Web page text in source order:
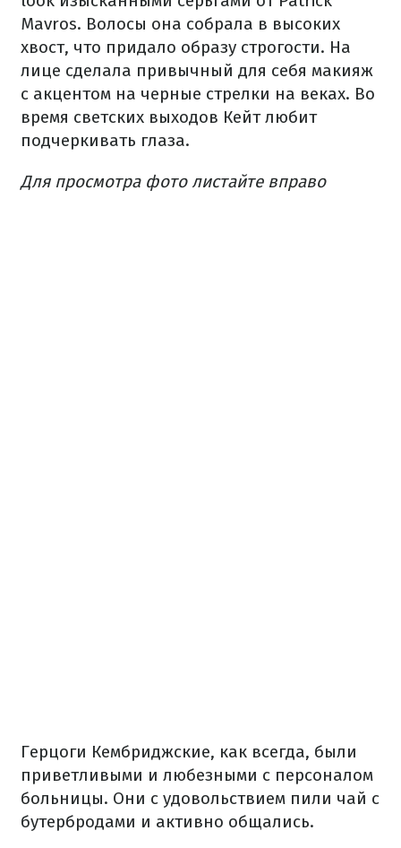
Mavros. Волосы она собрала в высоких
хвост, что придало образу строгости. На
лице сделала привычный для себя макияж
с акцентом на черные стрелки на веках. Во
время светских выходов Кейт любит
подчеркивать глаза.
Для просмотра фото листайте вправо
Герцоги Кембриджские, как всегда, были
приветливыми и любезными с персоналом
больницы. Они с удовольствием пили чай с
бутербродами и активно общались.